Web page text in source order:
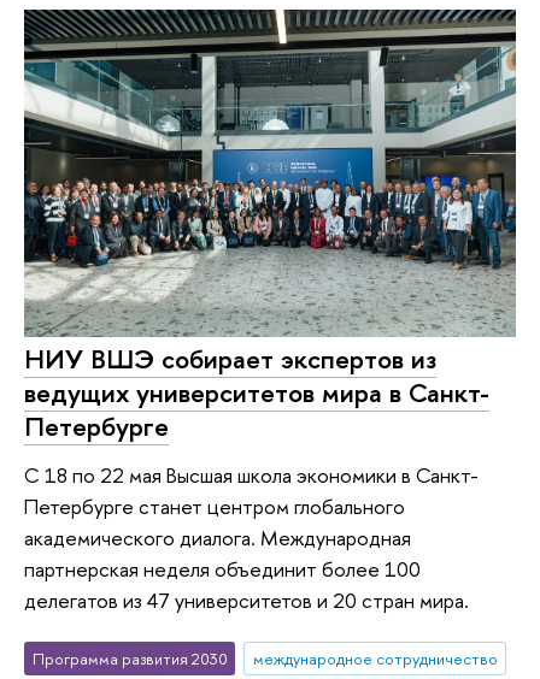
НИУ ВШЭ собирает экспертов из
ведущих университетов мира в Санкт-
Петербурге
С 18 по 22 мая Высшая школа экономики в Санкт-
Петербурге станет центром глобального
академического диалога. Международная
партнерская неделя объединит более 100
делегатов из 47 университетов и 20 стран мира.
Программа развития 2030 международное сотрудничество